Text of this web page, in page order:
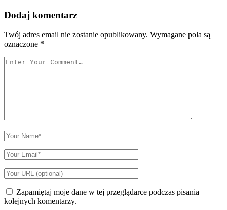
Dodaj komentarz
Twój adres email nie zostanie opublikowany. Wymagane pola są
oznaczone *
Your
Your
Name
Your
Email
Your
Website
URLZapamiętaj moje dane w tej przeglądarce podczas pisania
kolejnych komentarzy.